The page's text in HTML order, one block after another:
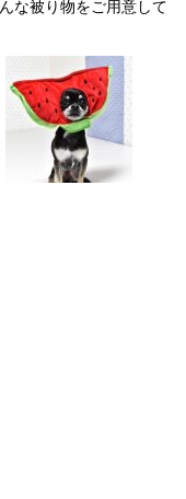
な被り物をご用意して